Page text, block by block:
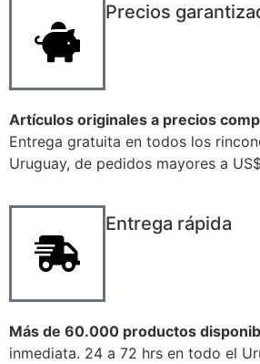
Precios
Artículos originales a precios
Entrega gratuita en todos los
Uruguay, de pedidos mayores a
Entrega rápida
Más de 60.000 productos
inmediata. 24 a 72 hrs en todo el